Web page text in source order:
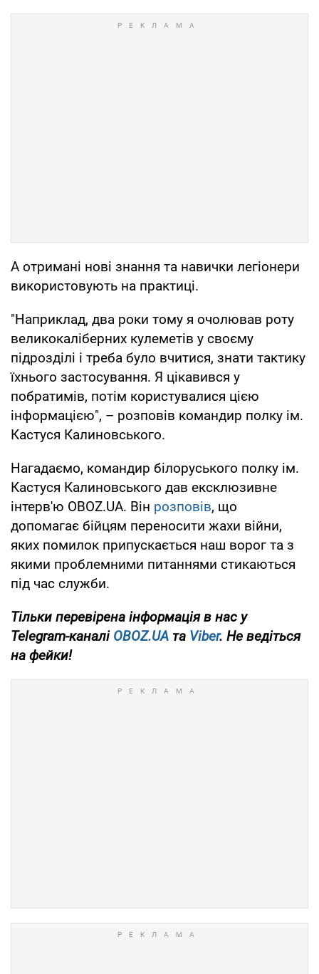
А отримані нові знання та навички легіонери
використовують на практиці.
"Наприклад, два роки тому я очолював роту
великокаліберних кулеметів у своєму
підрозділі і треба було вчитися, знати тактику
їхнього застосування. Я цікавився у
побратимів, потім користувалися цією
інформацією", – розповів командир полку ім.
Кастуся Калиновського.
Нагадаємо, командир білоруського полку ім.
Кастуся Калиновського дав ексклюзивне
інтерв'ю OBOZ.UA. Він розповів, що
допомагає бійцям переносити жахи війни,
яких помилок припускається наш ворог та з
якими проблемними питаннями стикаються
під час служби.
Тільки перевірена інформація в нас у
Telegram-каналі OBOZ.UA та Viber. Не ведіться
на фейки!